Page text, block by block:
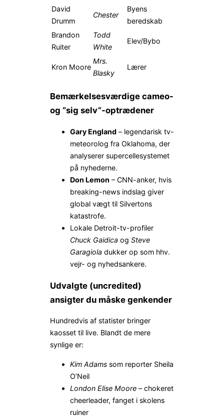
David
Drumm
Chester
Byens
beredskab
Brandon
Ruiter
Todd
White
Elev/Bybo
Kron Moore
Mrs.
Blasky
Lærer
Bemærkelsesværdige cameo-
og “sig selv”-optrædener
Gary England – legendarisk tv-
meteorolog fra Oklahoma, der
analyserer supercellesystemet
på nyhederne.
Don Lemon – CNN-anker, hvis
breaking-news indslag giver
global vægt til Silvertons
katastrofe.
Lokale Detroit-tv-profiler
Chuck Gaidica og Steve
Garagiola dukker op som hhv.
vejr- og nyhedsankere.
Udvalgte (uncredited)
ansigter du måske genkender
Hundredvis af statister bringer
kaosset til live. Blandt de mere
synlige er:
Kim Adams som reporter Sheila
O’Neil
London Elise Moore – chokeret
cheerleader, fanget i skolens
ruiner